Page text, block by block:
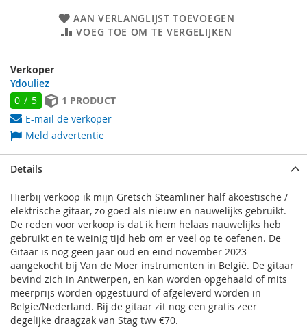
AAN VERLANGLIJST TOEVOEGEN
VOEG TOE OM TE VERGELIJKEN
Verkoper
Ydouliez
0 / 5
1 PRODUCT
E-mail de verkoper
Meld advertentie
Details
Hierbij verkoop ik mijn Gretsch Steamliner half akoestische /
elektrische gitaar, zo goed als nieuw en nauwelijks gebruikt.
De reden voor verkoop is dat ik hem helaas nauwelijks heb
gebruikt en te weinig tijd heb om er veel op te oefenen. De
Gitaar is nog geen jaar oud en eind november 2023
aangekocht bij Van de Moer instrumenten in België. De gitaar
bevind zich in Antwerpen, en kan worden opgehaald of mits
meerprijs worden opgestuurd of afgeleverd worden in
Belgie/Nederland. Bij de gitaar zit nog een gratis zeer
degelijke draagzak van Stag twv €70.